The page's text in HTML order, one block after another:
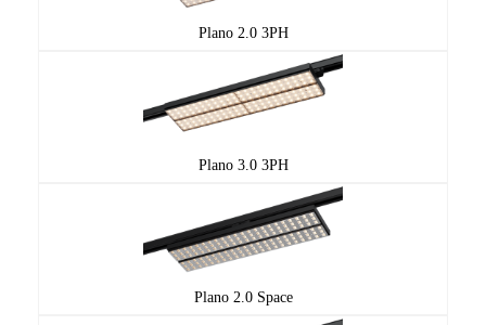
Plano 2.0 3PH
Plano 3.0 3PH
Plano 2.0 Space